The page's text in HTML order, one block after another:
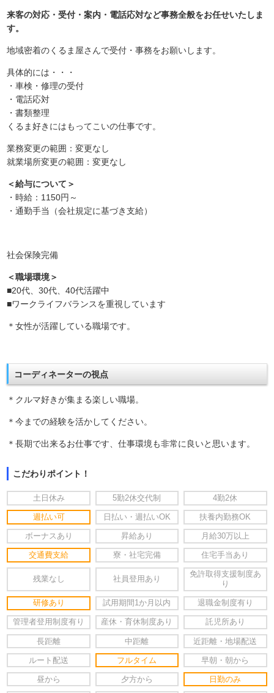
来客の対応・受付・案内・電話応対など事務全般をお任せいたしま
す。
地域密着のくるま屋さんで受付・事務をお願いします。
具体的には・・・
・車検・修理の受付
・電話応対
・書類整理
くるま好きにはもってこいの仕事です。
業務変更の範囲：変更なし
就業場所変更の範囲：変更なし
＜給与について＞
・時給：1150円～
・通勤手当（会社規定に基づき支給）
社会保険完備
＜職場環境＞
■20代、30代、40代活躍中
■ワークライフバランスを重視しています
＊女性が活躍している職場です。
コーディネーターの視点
＊クルマ好きが集まる楽しい職場。
＊今までの経験を活かしてください。
＊長期で出来るお仕事です、仕事環境も非常に良いと思います。
こだわりポイント！
土日休み 5勤2休交代制 4勤2休
週払い可 日払い・週払いOK 扶養内勤務OK
ボーナスあり 昇給あり 月給30万以上
交通費支給 寮・社宅完備 住宅手当あり
残業なし 社員登用あり
免許取得支援制度あ
り
研修あり 試用期間1か月以内 退職金制度有り
管理者登用制度有り 産休・育休制度あり 託児所あり
長距離 中距離 近距離・地場配送
ルート配送 フルタイム 早朝・朝から
昼から 夕方から 日勤のみ